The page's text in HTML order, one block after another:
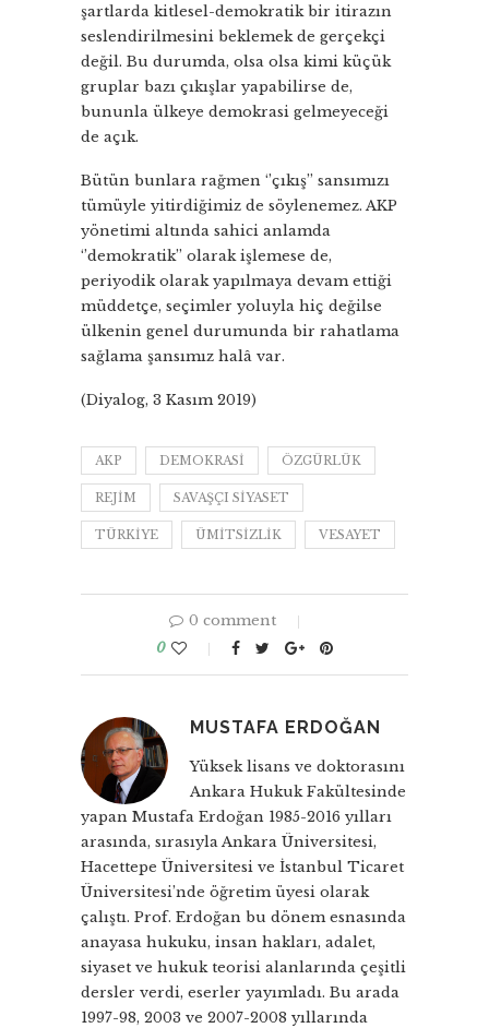
şartlarda kitlesel-demokratik bir itirazın
seslendirilmesini beklemek de gerçekçi
değil. Bu durumda, olsa olsa kimi küçük
gruplar bazı çıkışlar yapabilirse de,
bununla ülkeye demokrasi gelmeyeceği
de açık.
Bütün bunlara rağmen ‘’çıkış’’ sansımızı
tümüyle yitirdiğimiz de söylenemez. AKP
yönetimi altında sahici anlamda
‘’demokratik’’ olarak işlemese de,
periyodik olarak yapılmaya devam ettiği
müddetçe, seçimler yoluyla hiç değilse
ülkenin genel durumunda bir rahatlama
sağlama şansımız halâ var.
(Diyalog, 3 Kasım 2019)
AKP DEMOKRASI ÖZGÜRLÜK
REJIM SAVAŞÇI SIYASET
TÜRKIYE ÜMITSIZLIK VESAYET
0 comment
0
MUSTAFA ERDOĞAN
Yüksek lisans ve doktorasını
Ankara Hukuk Fakültesinde
yapan Mustafa Erdoğan 1985-2016 yılları
arasında, sırasıyla Ankara Üniversitesi,
Hacettepe Üniversitesi ve İstanbul Ticaret
Üniversitesi’nde öğretim üyesi olarak
çalıştı. Prof. Erdoğan bu dönem esnasında
anayasa hukuku, insan hakları, adalet,
siyaset ve hukuk teorisi alanlarında çeşitli
dersler verdi, eserler yayımladı. Bu arada
1997-98, 2003 ve 2007-2008 yıllarında